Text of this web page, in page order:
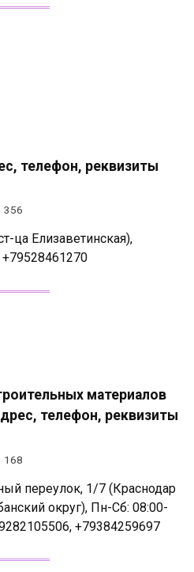
телефон, реквизиты
356
ца Елизаветинская),
материалов
телефон, реквизиты
168
переулок, 1/7 (Краснодар
округ), Пн-Сб: 08:00-
+79384259697